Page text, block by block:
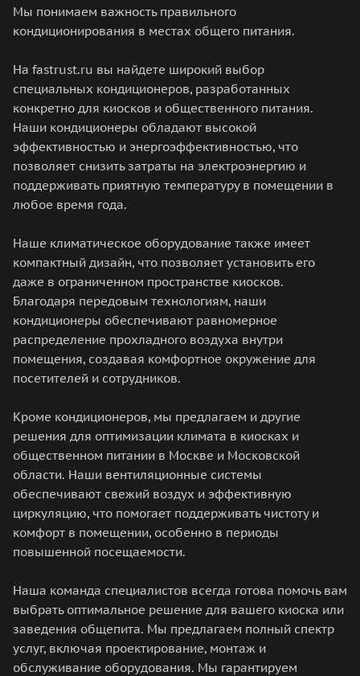
Мы понимаем важность правильного
кондиционирования в местах общего питания.
На fastrust.ru вы найдете широкий выбор
специальных кондиционеров, разработанных
конкретно для киосков и общественного питания.
Наши кондиционеры обладают высокой
эффективностью и энергоэффективностью, что
позволяет снизить затраты на электроэнергию и
поддерживать приятную температуру в помещении в
любое время года.
Наше климатическое оборудование также имеет
компактный дизайн, что позволяет установить его
даже в ограниченном пространстве киосков.
Благодаря передовым технологиям, наши
кондиционеры обеспечивают равномерное
распределение прохладного воздуха внутри
помещения, создавая комфортное окружение для
посетителей и сотрудников.
Кроме кондиционеров, мы предлагаем и другие
решения для оптимизации климата в киосках и
общественном питании в Москве и Московской
области. Наши вентиляционные системы
обеспечивают свежий воздух и эффективную
циркуляцию, что помогает поддерживать чистоту и
комфорт в помещении, особенно в периоды
повышенной посещаемости.
Наша команда специалистов всегда готова помочь вам
выбрать оптимальное решение для вашего киоска или
заведения общепита. Мы предлагаем полный спектр
услуг, включая проектирование, монтаж и
обслуживание оборудования. Мы гарантируем